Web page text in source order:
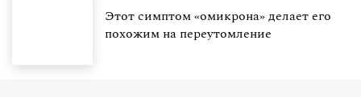
Этот симптом «омикрона» делает его
похожим на переутомление